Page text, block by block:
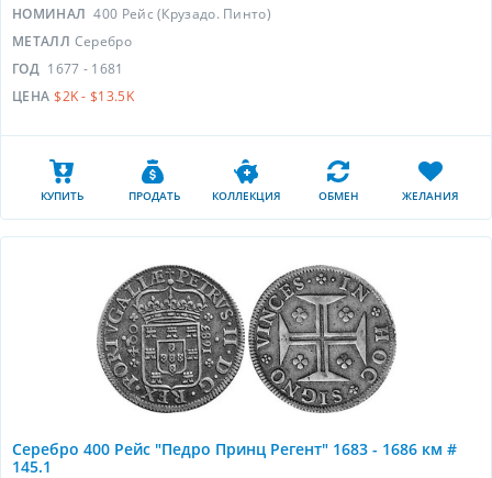
НОМИНАЛ 400 Рейс (Крузадо. Пинто)
МЕТАЛЛ Серебро
ГОД 1677 - 1681
ЦЕНА $2K - $13.5K
КУПИТЬ ПРОДАТЬ КОЛЛЕКЦИЯ ОБМЕН ЖЕЛАНИЯ
Серебро 400 Рейс "Педро Принц Регент" 1683 - 1686 км #
145.1